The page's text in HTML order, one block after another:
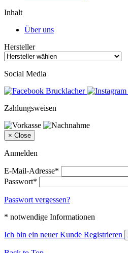
Inhalt
Über uns
Hersteller
Social Media
Zahlungsweisen
× Close
Anmelden
E-Mail-Adresse*
Passwort*
Passwort vergessen?
* notwendige Informationen
Ich bin ein neuer Kunde Registrieren